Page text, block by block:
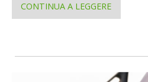
CONTINUA A LEGGERE